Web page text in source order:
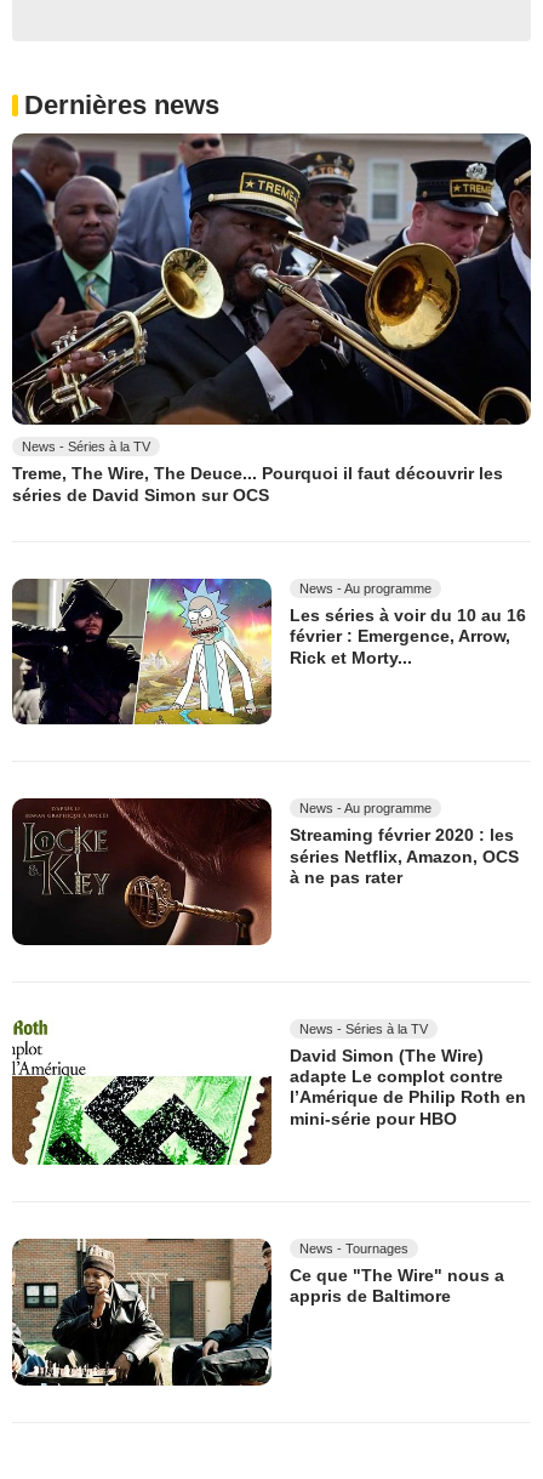
Dernières news
News - Séries à la TV
Treme, The Wire, The Deuce... Pourquoi il faut découvrir les
séries de David Simon sur OCS
News - Au programme
Les séries à voir du 10 au 16
février : Emergence, Arrow,
Rick et Morty...
News - Au programme
Streaming février 2020 : les
séries Netflix, Amazon, OCS
à ne pas rater
News - Séries à la TV
David Simon (The Wire)
adapte Le complot contre
l’Amérique de Philip Roth en
mini-série pour HBO
News - Tournages
Ce que "The Wire" nous a
appris de Baltimore